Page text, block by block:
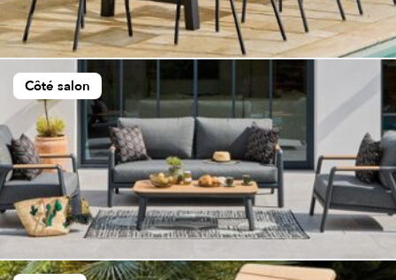
Côté salon